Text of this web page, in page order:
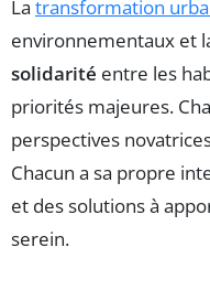
La transformation
environnementaux et
solidarité entre les
priorités majeures.
perspectives
Chacun a sa propre
et des solutions à
serein.